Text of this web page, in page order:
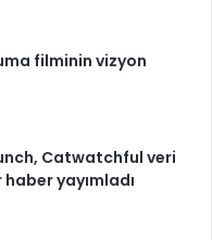
filminin vizyon
Catwatchful veri
yayımladı